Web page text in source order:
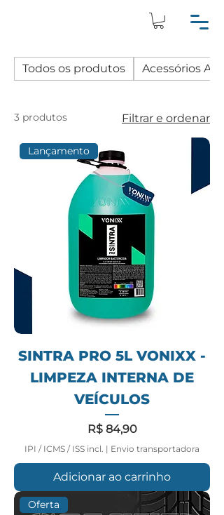
Todos os produtos Acessórios
3 produtos Filtrar e ordenar
Lançamento
SINTRA PRO 5L VONIXX -
LIMPEZA INTERNA DE
VEÍCULOS
Preço
R$ 84,90
IPI / ICMS / ISS incl. | Envio transportadora
Adicionar ao carrinho
Oferta